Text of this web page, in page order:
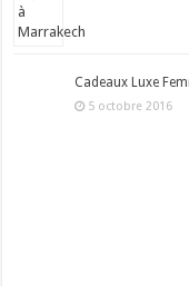
Cadeaux Luxe
5 octobre 2016